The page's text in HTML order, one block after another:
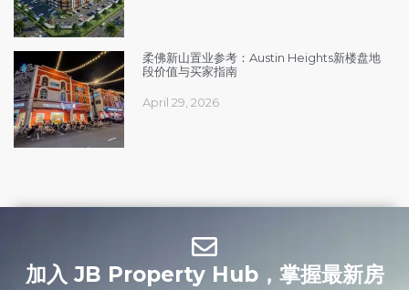
柔佛新山置业参考：Austin Heights新楼盘地
段价值与买家指南
April 29, 2026
加入 JB Property Hub，掌握最新房